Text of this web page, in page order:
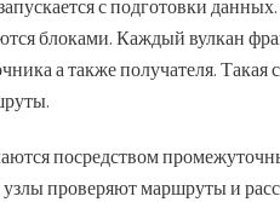
с подготовки
блоками. Каждый вулкан
а также получателя. Такая
посредством
проверяют маршруты и